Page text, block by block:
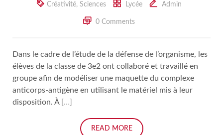
Créativité, Sciences Lycée Admin
0 Comments
Dans le cadre de l’étude de la défense de l’organisme, les
élèves de la classe de 3e2 ont collaboré et travaillé en
groupe afin de modéliser une maquette du complexe
anticorps-antigène en utilisant le matériel mis à leur
disposition. À […]
READ MORE